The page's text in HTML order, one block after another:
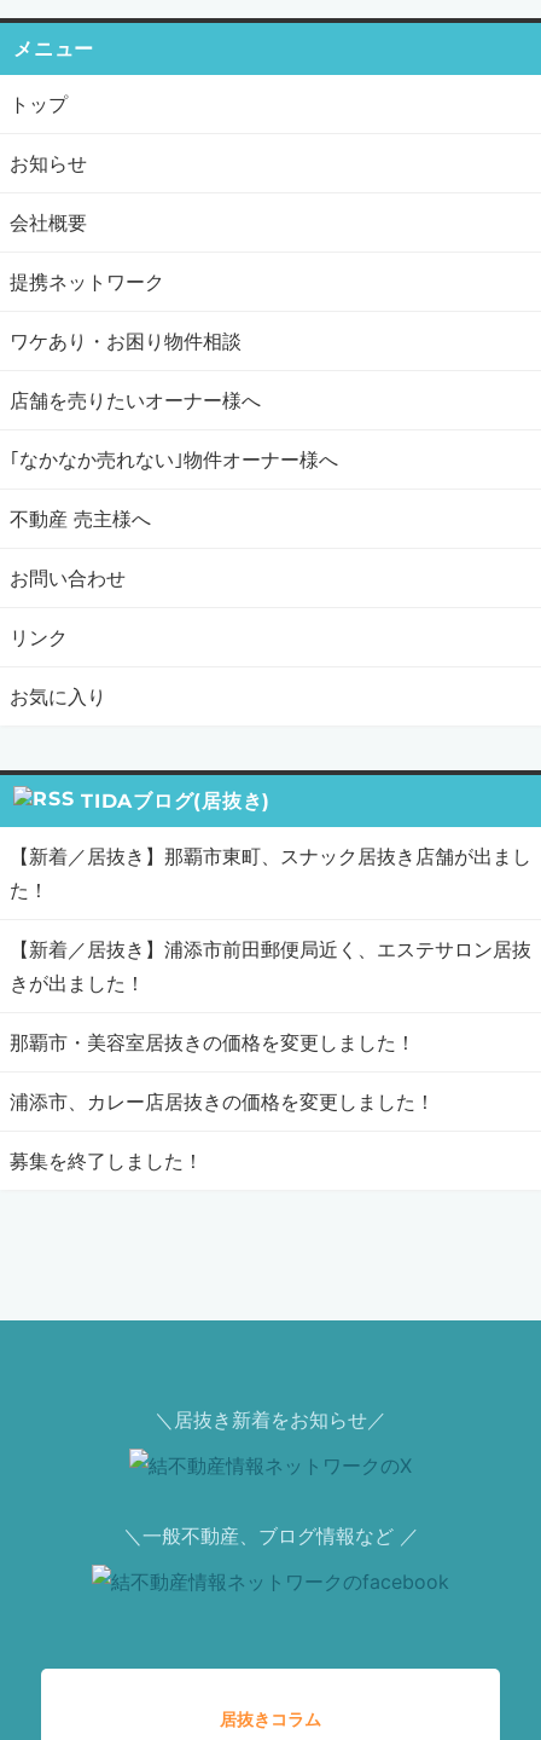
メニュー
トップ
お知らせ
会社概要
提携ネットワーク
ワケあり・お困り物件相談
店舗を売りたいオーナー様へ
｢なかなか売れない｣物件オーナー様へ
不動産 売主様へ
お問い合わせ
リンク
お気に入り
TIDAブログ(居抜き)
【新着／居抜き】那覇市東町、スナック居抜き店舗が出まし
た！
【新着／居抜き】浦添市前田郵便局近く、エステサロン居抜
きが出ました！
那覇市・美容室居抜きの価格を変更しました！
浦添市、カレー店居抜きの価格を変更しました！
募集を終了しました！
＼居抜き新着をお知らせ／
＼一般不動産、ブログ情報など ／
居抜きコラム